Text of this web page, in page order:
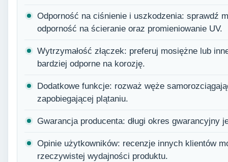
Odporność na ciśnienie i uszkodzenia: sprawdź
odporność na ścieranie oraz promieniowanie UV.
Wytrzymałość złączek: preferuj mosiężne lub
bardziej odporne na korozję.
Dodatkowe funkcje: rozważ węże
zapobiegającej plątaniu.
Gwarancja producenta: długi okres gwarancyjny
Opinie użytkowników: recenzje innych klientów
rzeczywistej wydajności produktu.